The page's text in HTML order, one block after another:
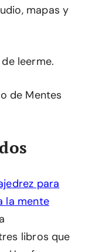
mapas y
leerme.
de Mentes
para
la mente
libros que